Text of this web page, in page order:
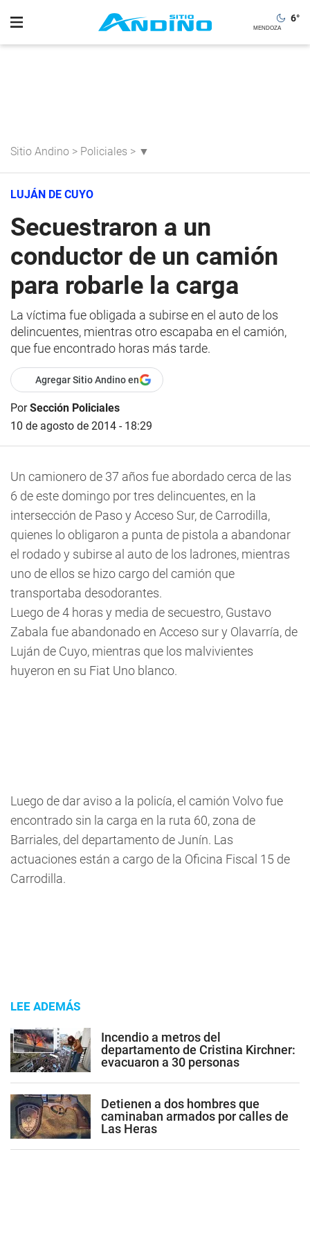
6°
Sitio Andino > Policiales > ▼
LUJÁN DE CUYO
Secuestraron a un
conductor de un camión
para robarle la carga
La víctima fue obligada a subirse en el auto de los
delincuentes, mientras otro escapaba en el camión,
que fue encontrado horas más tarde.
Agregar Sitio Andino en
PorSección Policiales
10 de agosto de 2014 - 18:29
Un camionero de 37 años fue abordado cerca de las
6 de este domingo por tres delincuentes, en la
intersección de Paso y Acceso Sur, de Carrodilla,
quienes lo obligaron a punta de pistola a abandonar
el rodado y subirse al auto de los ladrones, mientras
uno de ellos se hizo cargo del camión que
transportaba desodorantes.
Luego de 4 horas y media de secuestro, Gustavo
Zabala fue abandonado en Acceso sur y Olavarría, de
Luján de Cuyo, mientras que los malvivientes
huyeron en su Fiat Uno blanco.
Luego de dar aviso a la policía, el camión Volvo fue
encontrado sin la carga en la ruta 60, zona de
Barriales, del departamento de Junín. Las
actuaciones están a cargo de la Oficina Fiscal 15 de
Carrodilla.
LEE ADEMÁS
Incendio a metros del
departamento de Cristina Kirchner:
evacuaron a 30 personas
Detienen a dos hombres que
caminaban armados por calles de
Las Heras